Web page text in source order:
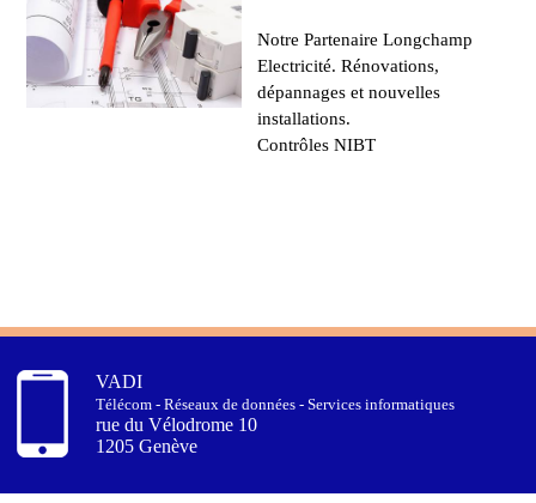
Notre Partenaire Longchamp
Electricité. Rénovations,
dépannages et nouvelles
installations.
Contrôles NIBT
VADI
Télécom - Réseaux de données - Services informatiques
rue du Vélodrome 10
1205 Genève